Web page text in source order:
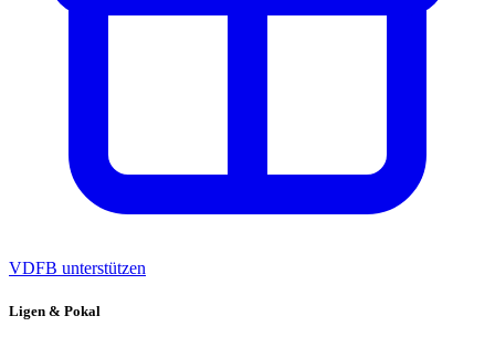
VDFB unterstützen
Ligen & Pokal